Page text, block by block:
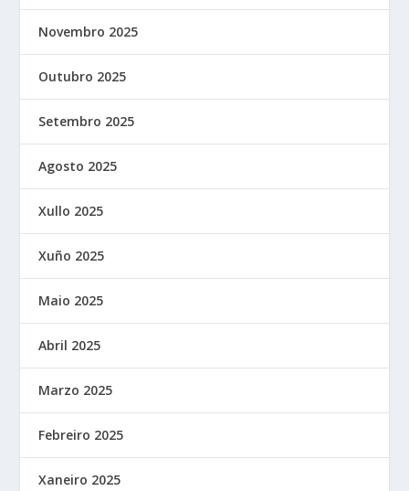
Novembro 2025
Outubro 2025
Setembro 2025
Agosto 2025
Xullo 2025
Xuño 2025
Maio 2025
Abril 2025
Marzo 2025
Febreiro 2025
Xaneiro 2025